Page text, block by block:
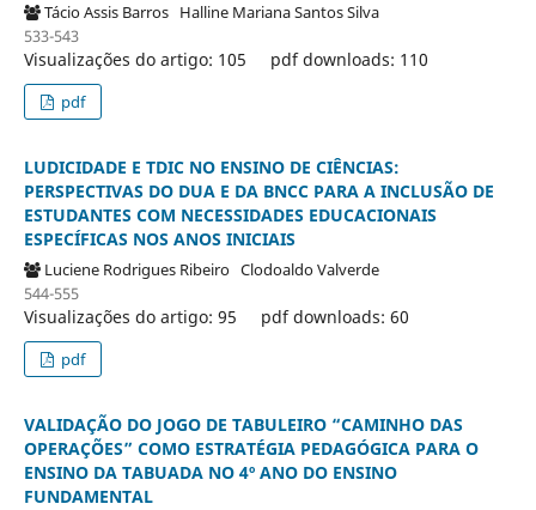
Tácio Assis Barros Halline Mariana Santos Silva
533-543
Visualizações do artigo: 105 pdf downloads: 110
pdf
LUDICIDADE E TDIC NO ENSINO DE CIÊNCIAS:
PERSPECTIVAS DO DUA E DA BNCC PARA A INCLUSÃO DE
ESTUDANTES COM NECESSIDADES EDUCACIONAIS
ESPECÍFICAS NOS ANOS INICIAIS
Luciene Rodrigues Ribeiro Clodoaldo Valverde
544-555
Visualizações do artigo: 95 pdf downloads: 60
pdf
VALIDAÇÃO DO JOGO DE TABULEIRO “CAMINHO DAS
OPERAÇÕES” COMO ESTRATÉGIA PEDAGÓGICA PARA O
ENSINO DA TABUADA NO 4º ANO DO ENSINO
FUNDAMENTAL